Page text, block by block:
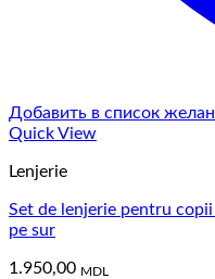
Добавить в список
Quick View
Lenjerie
Set de lenjerie pentru
pe sur
1.950,00 MDL